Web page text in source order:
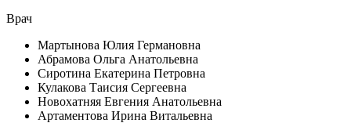
Врач
Мартынова Юлия Германовна
Абрамова Ольга Анатольевна
Сиротина Екатерина Петровна
Кулакова Таисия Сергеевна
Новохатняя Евгения Анатольевна
Артаментова Ирина Витальевна